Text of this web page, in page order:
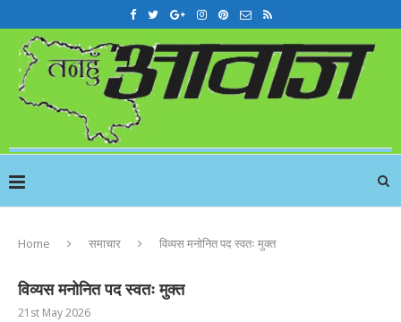
Home समाचार विव्यस मनोनित पद स्वतः मुक्त
विव्यस मनोनित पद स्वतः मुक्त
21st May 2026